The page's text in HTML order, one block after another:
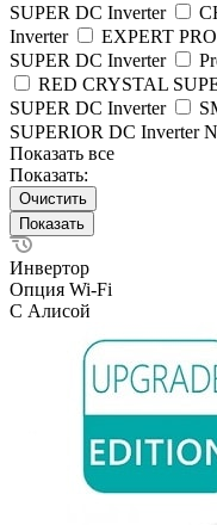
SUPER DC Inverter
Inverter
EXPERT
SUPER DC Inverter
RED CRYSTAL
SUPER DC Inverter
SUPERIOR DC Inverter
Показать все
Показать:
Очистить
Инвертор
Опция Wi-Fi
С Алисой